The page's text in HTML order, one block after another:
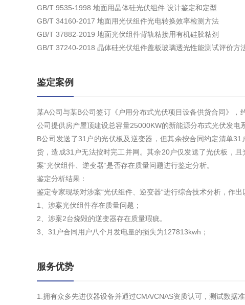
GB/T 9535-1998 地面用晶体硅光伏组件 设计鉴定和定型
GB/T 34160-2017 地面用光伏组件光电转换效率检测方法
GB/T 37882-2019 地面光伏组件背轨粘接用有机硅胶粘剂
GB/T 37240-2018 晶体硅光伏组件盖板玻璃透光性能测试评价方
鉴定案例
某A公司与某B公司签订《户用分布式光伏项目设备供货合同》
公司提供房产屋顶建设总容量25000KW的新能源分布式光伏发电
B公司发送了31户的光伏板及逆变器，但其余按合同约定清单
货，造成31户无法按时完工并网。其余20户仅发送了光伏板，
案“光伏组件、逆变器“是否存在质量问题进行鉴定分析。
鉴定分析结果：
鉴定专家现场对涉案“光伏组件、逆变器“进行综合技术分析，作出
1、涉案光伏组件存在质量问题；
2、涉案2台烧毁的逆变器存在质量瑕疵。
3、31户合同用户八个月发电量的损失为127813kwh；
服务优势
1.拥有众多先进仪器设备并通过CMA/CNAS资质认可，测试数据